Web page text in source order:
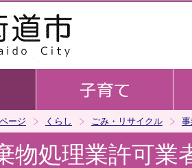
ージ くらし ごみ・リサイクル
物処理業許可業